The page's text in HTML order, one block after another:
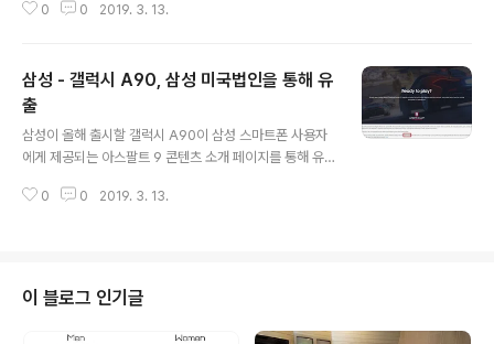
었습니다. 최근 WIPO 인증을 통해 주요 디자인이 알려지
고 있으며, 펼쳤을때 6.2인치 2142 * 876 해상도(22:9
비율)의 OLED 디스플레이를 사용하는 것이 특징입니다.
또한, 접었을때에도 확인 가능한 4:3 비율의 800 * 600
해상도의 보조 디스플레이가 외부에 있으며, 후면 지문인
라가 배치된 것으로 확인되었습니다. 이외에도 모토로라
0 0 2019. 3. 13.
삼성 - 갤럭시 A90, 삼성 미국법인을 통해 유
출
삼성이 올해 출시할 갤럭시 A90이 삼성 스마트폰 사용자
에게 제공되는 아스팔트 9 콘텐츠 소개 페이지를 통해 유
90은 아직 상세한 스펙등은 알려지지 않았으나 OPPO N
니다. 출처 : Galaxy Club.nl
0 0 2019. 3. 13.
이 블로그 인기글